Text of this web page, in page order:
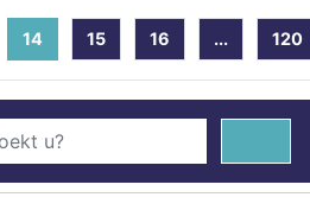
14 (current)
15 16 ... 120